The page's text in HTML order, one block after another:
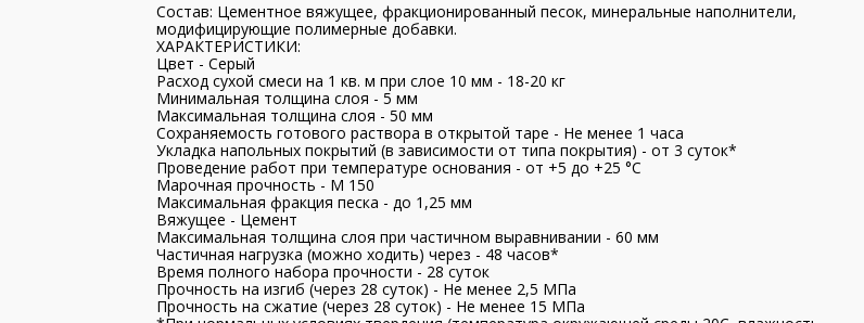
Состав: Цементное вяжущее, фракционированный песок, минеральные наполнители,
модифицирующие полимерные добавки.
ХАРАКТЕРИСТИКИ:
Цвет - Серый
Расход сухой смеси на 1 кв. м при слое 10 мм - 18-20 кг
Минимальная толщина слоя - 5 мм
Максимальная толщина слоя - 50 мм
Сохраняемость готового раствора в открытой таре - Не менее 1 часа
Укладка напольных покрытий (в зависимости от типа покрытия) - от 3 суток*
Проведение работ при температуре основания - от +5 до +25 °С
Марочная прочность - М 150
Максимальная фракция песка - до 1,25 мм
Вяжущее - Цемент
Максимальная толщина слоя при частичном выравнивании - 60 мм
Частичная нагрузка (можно ходить) через - 48 часов*
Время полного набора прочности - 28 суток
Прочность на изгиб (через 28 суток) - Не менее 2,5 МПа
Прочность на сжатие (через 28 суток) - Не менее 15 МПа